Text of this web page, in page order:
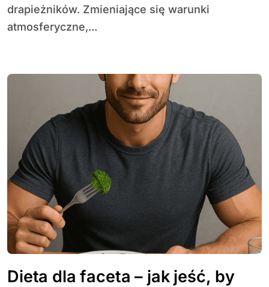
drapieżników. Zmieniające się warunki
atmosferyczne,...
Dieta dla faceta – jak jeść, by